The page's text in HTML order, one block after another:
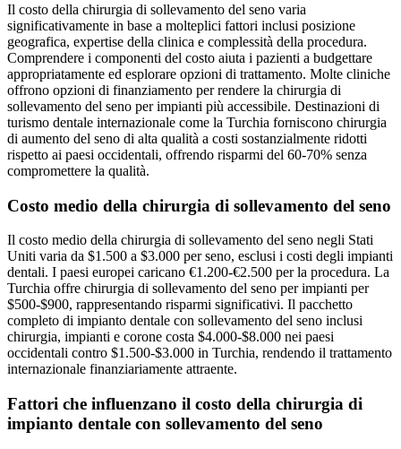
Il costo della chirurgia di sollevamento del seno varia
significativamente in base a molteplici fattori inclusi posizione
geografica, expertise della clinica e complessità della procedura.
Comprendere i componenti del costo aiuta i pazienti a budgettare
appropriatamente ed esplorare opzioni di trattamento. Molte cliniche
offrono opzioni di finanziamento per rendere la chirurgia di
sollevamento del seno per impianti più accessibile. Destinazioni di
turismo dentale internazionale come la Turchia forniscono chirurgia
di aumento del seno di alta qualità a costi sostanzialmente ridotti
rispetto ai paesi occidentali, offrendo risparmi del 60-70% senza
compromettere la qualità.
Costo medio della chirurgia di sollevamento del seno
Il costo medio della chirurgia di sollevamento del seno negli Stati
Uniti varia da $1.500 a $3.000 per seno, esclusi i costi degli impianti
dentali. I paesi europei caricano €1.200-€2.500 per la procedura. La
Turchia offre chirurgia di sollevamento del seno per impianti per
$500-$900, rappresentando risparmi significativi. Il pacchetto
completo di impianto dentale con sollevamento del seno inclusi
chirurgia, impianti e corone costa $4.000-$8.000 nei paesi
occidentali contro $1.500-$3.000 in Turchia, rendendo il trattamento
internazionale finanziariamente attraente.
Fattori che influenzano il costo della chirurgia di
impianto dentale con sollevamento del seno